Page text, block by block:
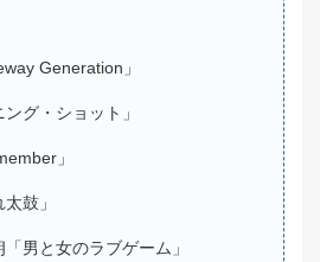
Generation」
グ・ショット」
」
鼓」
男と女のラブゲーム」